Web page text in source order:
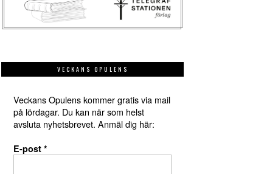
VECKANS OPULENS
Veckans Opulens kommer gratis via mail
på lördagar. Du kan när som helst
avsluta nyhetsbrevet. Anmäl dig här:
E-post *